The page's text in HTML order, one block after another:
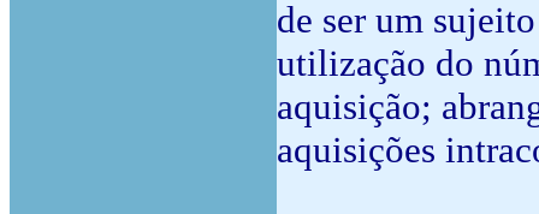
de ser um
utilização do
aquisição;
aquisições